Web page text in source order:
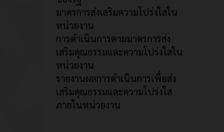
มาตรการส่งเสริมความโปร่งใสใน
หน่วยงาน
การดำเนินการตามมาตรการส่ง
เสริมคุณธรรมและความโปร่งใสใน
หน่วยงาน
รายงานผลการดำเนินการเพื่อส่ง
เสริมคุณธรรมและความโปร่งใส
ภายในหน่วยงาน